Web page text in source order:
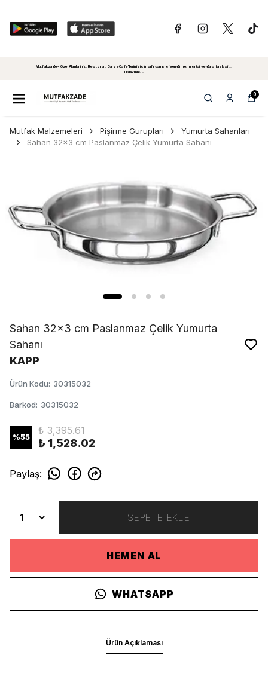
Mutfakzade - Özel Alanlariniz, Restoran, Bar ve Cafe'leriniz için sıfırdan projelendirme, montaj ve daha fazlasi...
Tiklayiniz...
0
Mutfak Malzemeleri Pişirme Gurupları
Yumurta Sahanları
Sahan 32x3 cm Paslanmaz Çelik Yumurta Sahanı
Sahan 32x3 cm Paslanmaz Çelik Yumurta
Sahanı
KAPP
Ürün Kodu: 30315032
Barkod: 30315032
%55
₺ 3,395.61
₺ 1,528.02
Paylaş:
SEPETE EKLE
HEMEN AL
WHATSAPP
Ürün Açıklaması